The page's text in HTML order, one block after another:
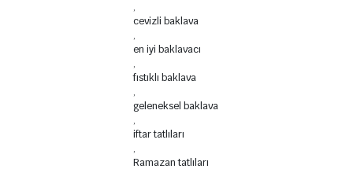
,
cevizli baklava
,
en iyi baklavacı
,
fıstıklı baklava
,
geleneksel baklava
,
iftar tatlıları
,
Ramazan tatlıları